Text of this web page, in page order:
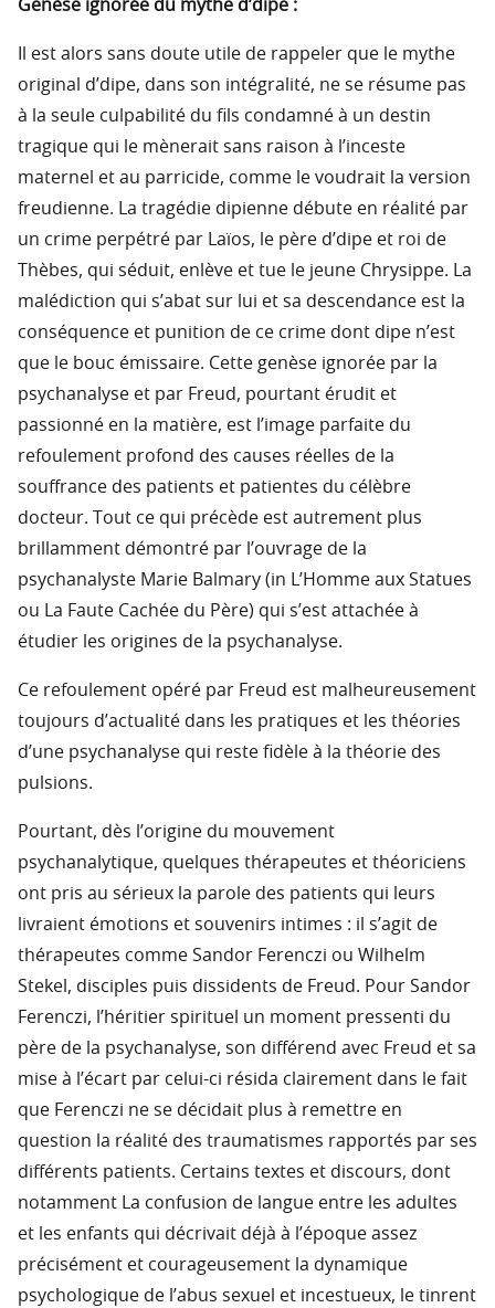
Genèse ignorée du mythe d’dipe :
Il est alors sans doute utile de rappeler que le mythe
original d’dipe, dans son intégralité, ne se résume pas
à la seule culpabilité du fils condamné à un destin
tragique qui le mènerait sans raison à l’inceste
maternel et au parricide, comme le voudrait la version
freudienne. La tragédie dipienne débute en réalité par
un crime perpétré par Laïos, le père d’dipe et roi de
Thèbes, qui séduit, enlève et tue le jeune Chrysippe. La
malédiction qui s’abat sur lui et sa descendance est la
conséquence et punition de ce crime dont dipe n’est
que le bouc émissaire. Cette genèse ignorée par la
psychanalyse et par Freud, pourtant érudit et
passionné en la matière, est l’image parfaite du
refoulement profond des causes réelles de la
souffrance des patients et patientes du célèbre
docteur. Tout ce qui précède est autrement plus
brillamment démontré par l’ouvrage de la
psychanalyste Marie Balmary (in L’Homme aux Statues
ou La Faute Cachée du Père) qui s’est attachée à
étudier les origines de la psychanalyse.
Ce refoulement opéré par Freud est malheureusement
toujours d’actualité dans les pratiques et les théories
d’une psychanalyse qui reste fidèle à la théorie des
pulsions.
Pourtant, dès l’origine du mouvement
psychanalytique, quelques thérapeutes et théoriciens
ont pris au sérieux la parole des patients qui leurs
livraient émotions et souvenirs intimes : il s’agit de
thérapeutes comme Sandor Ferenczi ou Wilhelm
Stekel, disciples puis dissidents de Freud. Pour Sandor
Ferenczi, l’héritier spirituel un moment pressenti du
père de la psychanalyse, son différend avec Freud et sa
mise à l’écart par celui-ci résida clairement dans le fait
que Ferenczi ne se décidait plus à remettre en
question la réalité des traumatismes rapportés par ses
différents patients. Certains textes et discours, dont
notamment La confusion de langue entre les adultes
et les enfants qui décrivait déjà à l’époque assez
précisément et courageusement la dynamique
psychologique de l’abus sexuel et incestueux, le tinrent